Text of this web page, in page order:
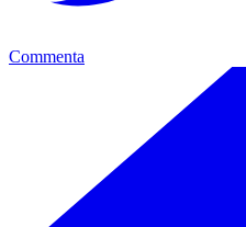
Commenta